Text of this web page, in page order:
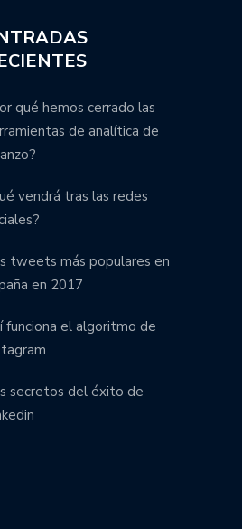
qué hemos cerrado las
de analítica de
vendrá tras las redes
tweets más populares en
en 2017
funciona el algoritmo de
secretos del éxito de